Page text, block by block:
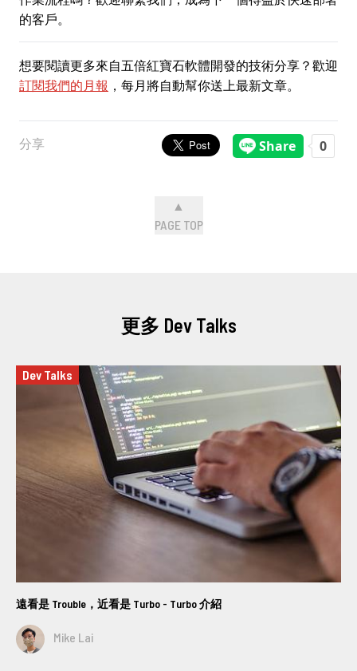
的客戶。
想要閱讀更多來自五倍紅寶石軟體開發的技術分享？歡迎
訂閱我們的月報 ，每月將自動幫你送上最新文章。
分享
▲
PAGE TOP
更多 Dev Talks
Dev Talks
遠看是 Trouble，近看是 Turbo - Turbo 介紹
Mike Lai